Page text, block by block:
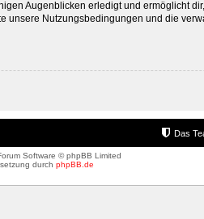
Augenblicken erledigt und ermöglicht
Nutzungsbedingungen und die
Das
Software © phpBB Limited
durch phpBB.de